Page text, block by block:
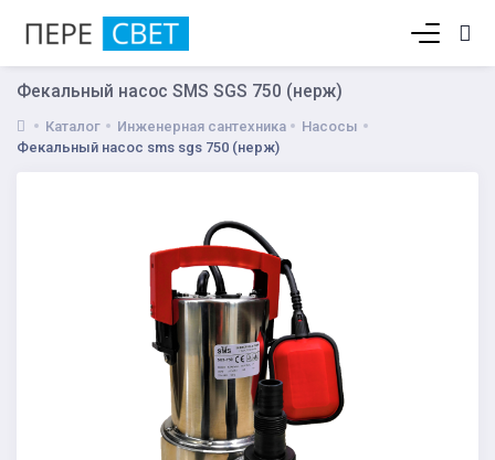
Фекальный насос SMS SGS 750 (нерж)
Каталог Инженерная сантехника
Насосы
Фекальный насос sms sgs 750 (нерж)